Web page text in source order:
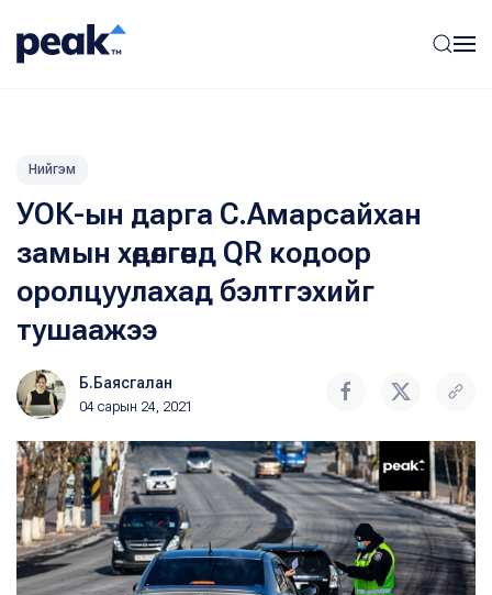
Нийгэм
УОК-ын дарга С.Амарсайхан
замын хөдөлгөөнд QR кодоор
оролцуулахад бэлтгэхийг
тушаажээ
Б.Баясгалан
04 сарын 24, 2021